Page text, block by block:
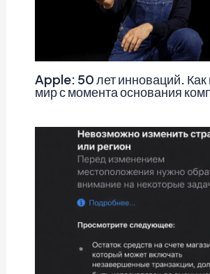
Apple: 50 лет инноваций. Как
мир с момента основания